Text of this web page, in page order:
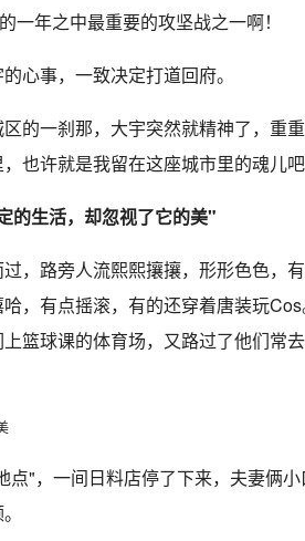
年之中最重要的攻坚战之一啊！
心事，一致决定打道回府。
的一刹那，大宇突然就精神了，重
也许就是我留在这座城市里的魂儿
的生活，却忽视了它的美"
，路旁人流熙熙攘攘，形形色色，
，有点摇滚，有的还穿着唐装玩
篮球课的体育场，又路过了他们常
点"，一间日料店停了下来，夫妻俩